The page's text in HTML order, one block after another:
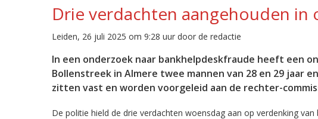
Drie verdachten aangehouden
Leiden, 26 juli 2025 om 9:28 uur door de redactie
In een onderzoek naar bankhelpdeskfraude heeft een
Bollenstreek in Almere twee mannen van 28 en 29 jaar
zitten vast en worden voorgeleid aan de rechter-
De politie hield de drie verdachten woensdag aan op verdenking